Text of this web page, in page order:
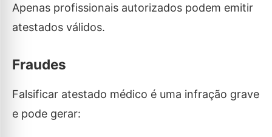
Apenas profissionais autorizados podem emitir
atestados válidos.
Fraudes
Falsificar atestado médico é uma infração grave
e pode gerar: